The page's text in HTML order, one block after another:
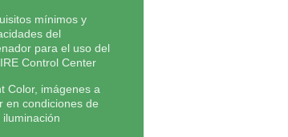
mínimos y
del
para el uso del
Control Center
Color, imágenes a
en condiciones de
iluminación